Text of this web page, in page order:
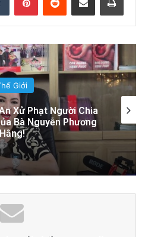
Giới
Gây Chấn Động: 3
Dõi Nguyễn Phương
Việt Nam!